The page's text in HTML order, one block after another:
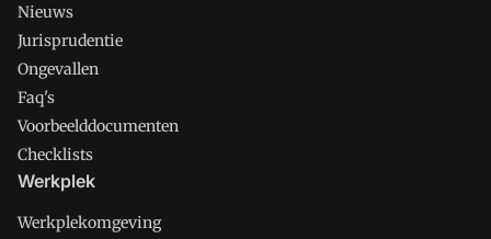
Nieuws
Jurisprudentie
Ongevallen
Faq's
Voorbeelddocumenten
Checklists
Werkplek
Werkplekomgeving